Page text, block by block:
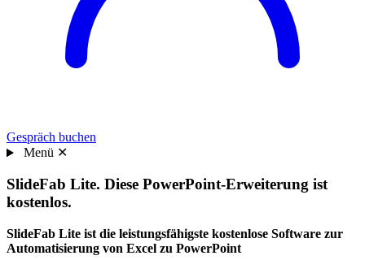
Gespräch buchen
Menü ✕
SlideFab Lite. Diese PowerPoint-Erweiterung ist
kostenlos.
SlideFab Lite ist die leistungsfähigste kostenlose Software zur
Automatisierung von Excel zu PowerPoint